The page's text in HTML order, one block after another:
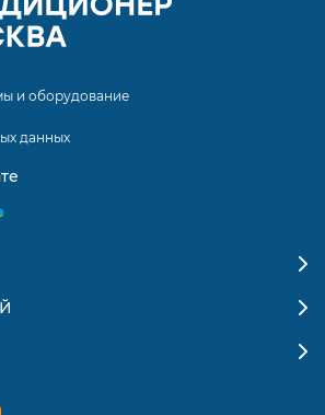
и оборудование
данных